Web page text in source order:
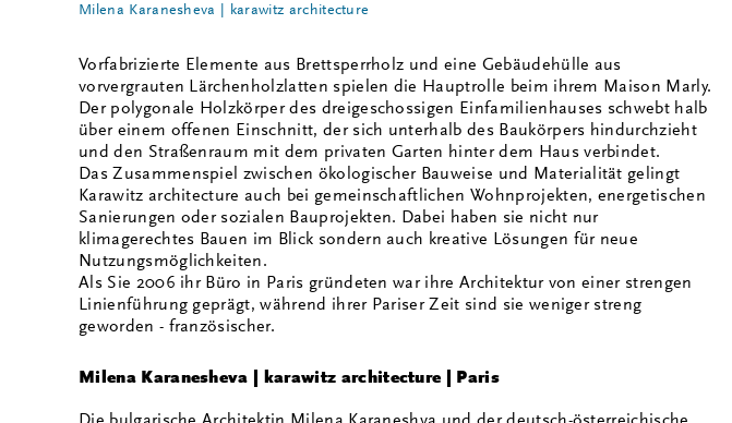
Milena Karanesheva | karawitz architecture
Vorfabrizierte Elemente aus Brettsperrholz und eine Gebäudehülle aus
vorvergrauten Lärchenholzlatten spielen die Hauptrolle beim ihrem Maison Marly.
Der polygonale Holzkörper des dreigeschossigen Einfamilienhauses schwebt halb
über einem offenen Einschnitt, der sich unterhalb des Baukörpers hindurchzieht
und den Straßenraum mit dem privaten Garten hinter dem Haus verbindet.
Das Zusammenspiel zwischen ökologischer Bauweise und Materialität gelingt
Karawitz architecture auch bei gemeinschaftlichen Wohnprojekten, energetischen
Sanierungen oder sozialen Bauprojekten. Dabei haben sie nicht nur
klimagerechtes Bauen im Blick sondern auch kreative Lösungen für neue
Nutzungsmöglichkeiten.
Als Sie 2006 ihr Büro in Paris gründeten war ihre Architektur von einer strengen
Linienführung geprägt, während ihrer Pariser Zeit sind sie weniger streng
geworden - französischer.
Milena Karanesheva | karawitz architecture | Paris